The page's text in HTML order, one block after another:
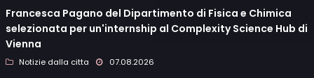
Francesca Pagano del Dipartimento di Fisica e Chimica
selezionata per un'internship al Complexity Science Hub di
Vienna
Notizie dalla citta 07.08.2026